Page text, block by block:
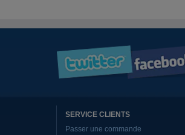
SERVICE CLIENTS
Passer une commande